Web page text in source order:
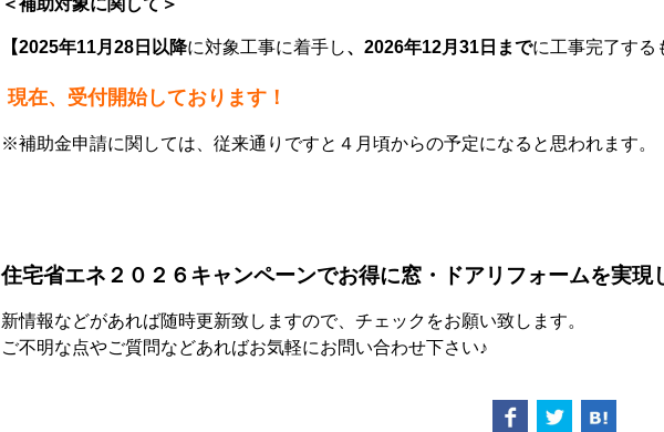
＜補助対象に関して＞
【2025年11⽉28⽇以降に対象⼯事に着⼿し、2026年12⽉31⽇までに⼯事完了する
現在、 受付開始しております！
※補助金申請に関しては、従来通りですと４月頃からの予定になると思われます。
住宅省エネ２０２６キャンペーンでお得に窓・ドアリフォームを実現
新情報などがあれば随時更新致しますので、チェックをお願い致します。
ご不明な点やご質問などあればお気軽にお問い合わせ下さい♪